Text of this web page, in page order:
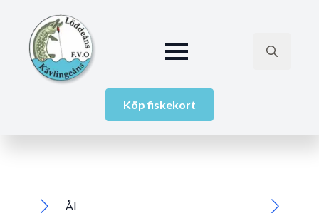
Köp fiskekort
Ål